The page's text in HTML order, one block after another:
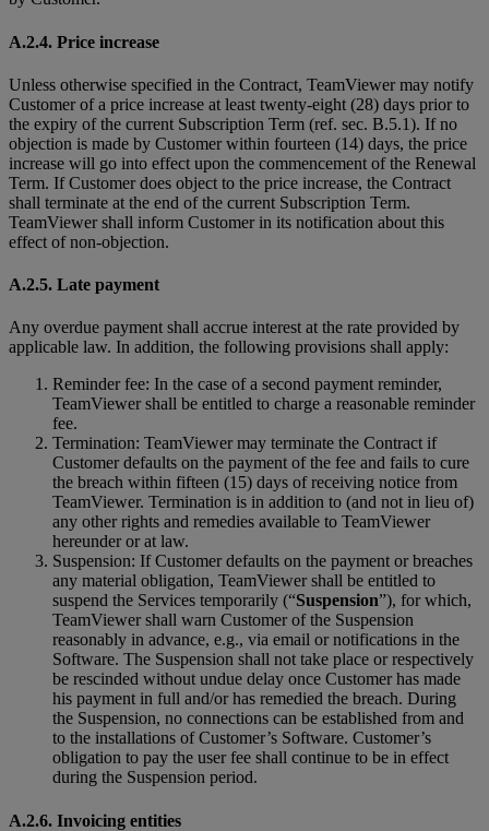
A.2.4. Price increase
Unless otherwise specified in the Contract, TeamViewer may notify
Customer of a price increase at least twenty-eight (28) days prior to
the expiry of the current Subscription Term (ref. sec. B.5.1). If no
objection is made by Customer within fourteen (14) days, the price
increase will go into effect upon the commencement of the Renewal
Term. If Customer does object to the price increase, the Contract
shall terminate at the end of the current Subscription Term.
TeamViewer shall inform Customer in its notification about this
effect of non-objection.
A.2.5. Late payment
Any overdue payment shall accrue interest at the rate provided by
applicable law. In addition, the following provisions shall apply:
Reminder fee: In the case of a second payment reminder,
TeamViewer shall be entitled to charge a reasonable reminder
fee.
Termination: TeamViewer may terminate the Contract if
Customer defaults on the payment of the fee and fails to cure
the breach within fifteen (15) days of receiving notice from
TeamViewer. Termination is in addition to (and not in lieu of)
any other rights and remedies available to TeamViewer
hereunder or at law.
Suspension: If Customer defaults on the payment or breaches
any material obligation, TeamViewer shall be entitled to
suspend the Services temporarily (“Suspension”), for which,
TeamViewer shall warn Customer of the Suspension
reasonably in advance, e.g., via email or notifications in the
Software. The Suspension shall not take place or respectively
be rescinded without undue delay once Customer has made
his payment in full and/or has remedied the breach. During
the Suspension, no connections can be established from and
to the installations of Customer’s Software. Customer’s
obligation to pay the user fee shall continue to be in effect
during the Suspension period.
A.2.6. Invoicing entities